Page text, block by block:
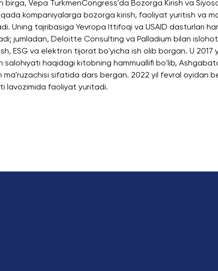
birga, Vepa TurkmenCongress'da Bozorga Kirish va
kompaniyalarga bozorga kirish, faoliyat yuritish va
Uning tajribasiga Yevropa Ittifoqi va USAID dasturlari
jumladan, Deloitte Consulting va Palladium bilan
ESG va elektron tijorat bo'yicha ish olib borgan. U 2017
salohiyati haqidagi kitobning hammuallifi bo'lib,
ma'ruzachisi sifatida dars bergan. 2022 yil fevral oyidan
lavozimida faoliyat yuritadi.